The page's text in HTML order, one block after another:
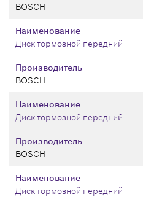
BOSCH
Производитель
BOSCH
Наименование
Диск тормозной передний
Производитель
BOSCH
Наименование
Диск тормозной передний
Наименование
Диск тормозной передний